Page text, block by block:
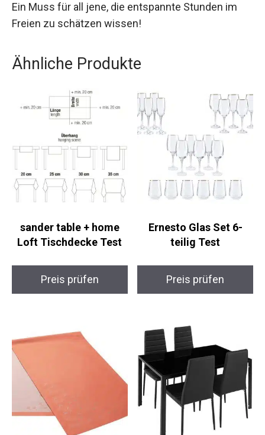
Ein Muss für all jene, die entspannte Stunden im
Freien zu schätzen wissen!
Ähnliche Produkte
sander table + home
Loft Tischdecke Test
Preis prüfen
Ernesto Glas Set 6-
teilig Test
Preis prüfen